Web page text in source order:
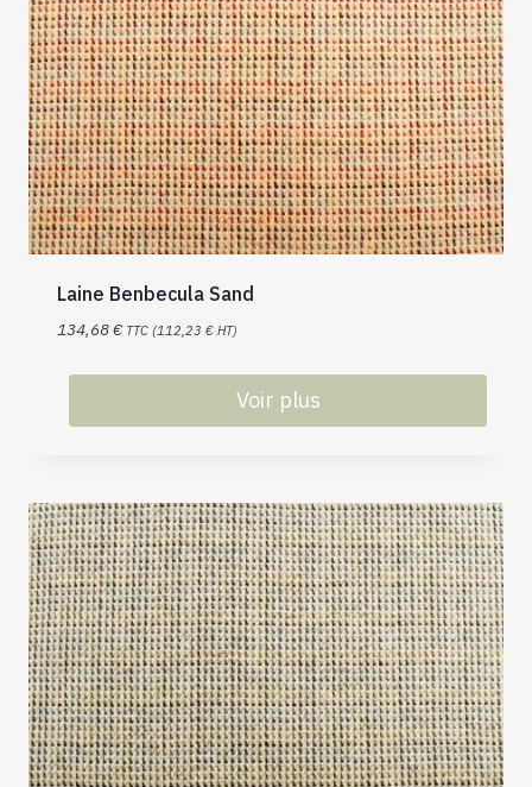
Laine Benbecula Sand
134,68€ TTC (112,23 € HT)
Voir plus